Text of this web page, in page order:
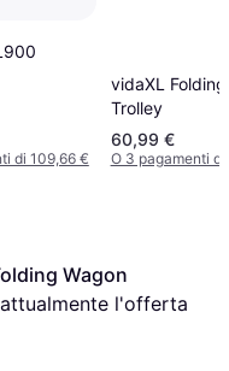
di 109,66 €
vidaXL
Trolley
60,99 €
O 3 pagamenti
Wagon
l'offerta